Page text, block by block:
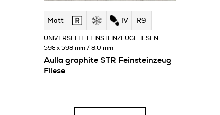
Matt IV R9
Aulla graphite STR Feinsteinzeug
Fliese
UNIVERSELLE FEINSTEINZEUGFLIESEN
598 x 598 mm / 8.0 mm